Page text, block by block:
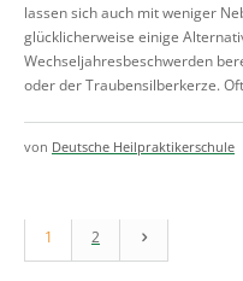
lassen sich auch mit weniger
glücklicherweise einige
Wechseljahresbeschwerden
oder der Traubensilberkerze.
von Deutsche Heilpraktikerschule
1 2